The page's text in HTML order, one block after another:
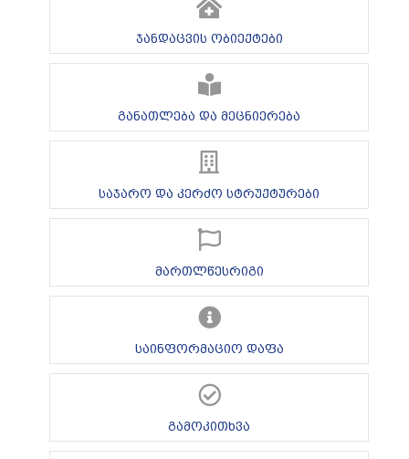
ჯანდაცვის ობიექტები
განათლება და მეცნიერება
საჯარო და კერძო სტრუქტურები
მართლწესრიგი
საინფორმაციო დაფა
გამოკითხვა